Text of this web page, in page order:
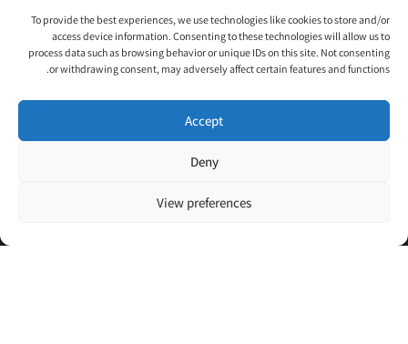
To provide the best experiences, we use technologies like cookies to store and/or
access device information. Consenting to these technologies will allow us to
process data such as browsing behavior or unique IDs on this site. Not consenting
or withdrawing consent, may adversely affect certain features and functions.
Accept
Deny
View preferences
Click to accept marketing cookies and enable